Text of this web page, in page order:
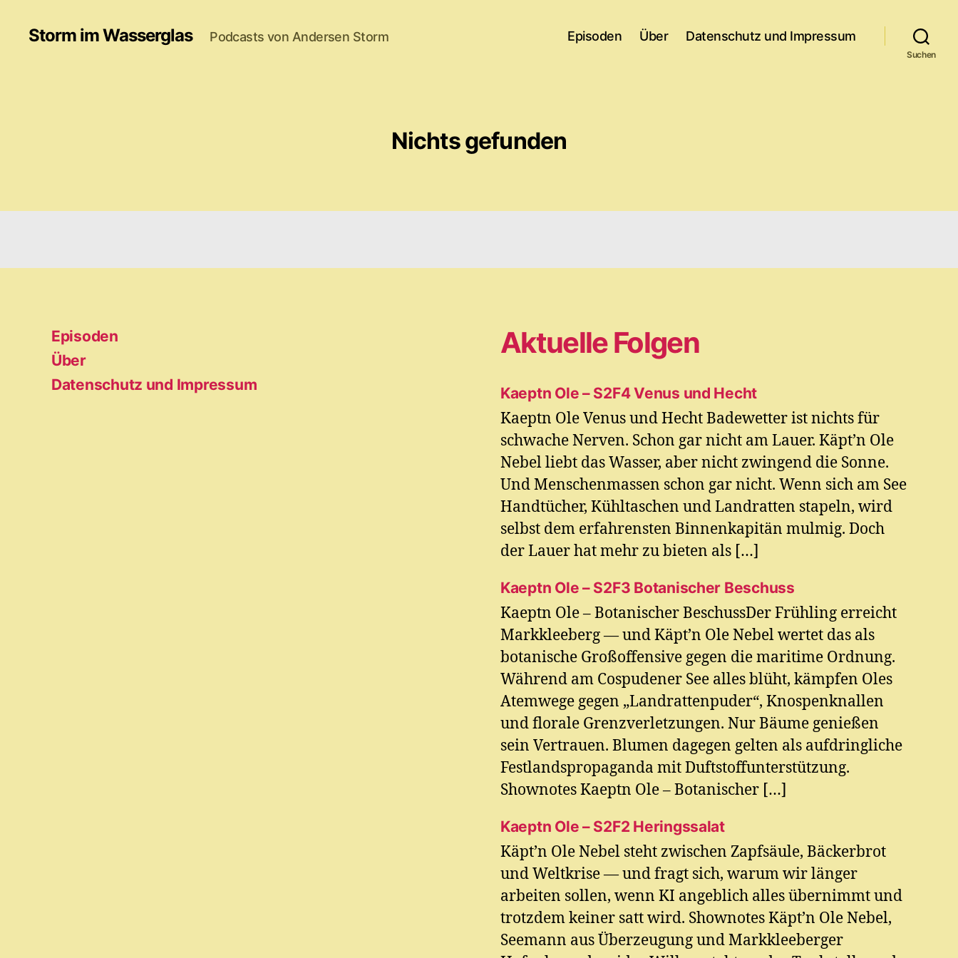
Storm im Wasserglas Podcasts von Andersen Storm Episoden Über Datenschutz und Impressum
Suchen
Nichts gefunden
Episoden
Über
Datenschutz und Impressum
Aktuelle Folgen
Kaeptn Ole – S2F4 Venus und Hecht
Kaeptn Ole Venus und Hecht Badewetter ist nichts für
schwache Nerven. Schon gar nicht am Lauer. Käpt’n Ole
Nebel liebt das Wasser, aber nicht zwingend die Sonne.
Und Menschenmassen schon gar nicht. Wenn sich am See
Handtücher, Kühltaschen und Landratten stapeln, wird
selbst dem erfahrensten Binnenkapitän mulmig. Doch
der Lauer hat mehr zu bieten als […]
Kaeptn Ole – S2F3 Botanischer Beschuss
Kaeptn Ole – Botanischer BeschussDer Frühling erreicht
Markkleeberg — und Käpt’n Ole Nebel wertet das als
botanische Großoffensive gegen die maritime Ordnung.
Während am Cospudener See alles blüht, kämpfen Oles
Atemwege gegen „Landrattenpuder“, Knospenknallen
und florale Grenzverletzungen. Nur Bäume genießen
sein Vertrauen. Blumen dagegen gelten als aufdringliche
Festlandspropaganda mit Duftstoffunterstützung.
Shownotes Kaeptn Ole – Botanischer […]
Kaeptn Ole – S2F2 Heringssalat
Käpt’n Ole Nebel steht zwischen Zapfsäule, Bäckerbrot
und Weltkrise — und fragt sich, warum wir länger
arbeiten sollen, wenn KI angeblich alles übernimmt und
trotzdem keiner satt wird. Shownotes Käpt’n Ole Nebel,
Seemann aus Überzeugung und Markkleeberger